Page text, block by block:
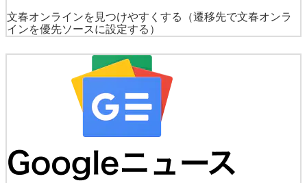
文春オンラインを見つけやすくする
（遷移先で文春オンラ
インを優先ソースに設定する）